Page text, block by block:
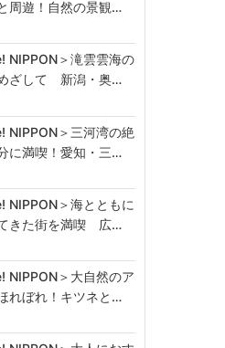
周遊！自然の景観…
NIPPON＞滝雲雲海の
ざして 新潟・奥…
NIPPON＞三河湾の絶
に満喫！愛知・三…
NIPPON＞海とともに
きた街を満喫 広…
NIPPON＞大自然のア
れぼれ！キツネと…